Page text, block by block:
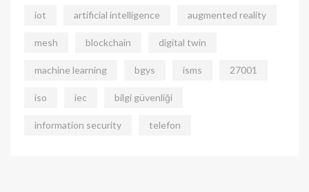
iot artificial intelligence augmented reality
mesh blockchain digital twin
machine learning bgys isms 27001
iso iec bilgi güvenliği
information security telefon